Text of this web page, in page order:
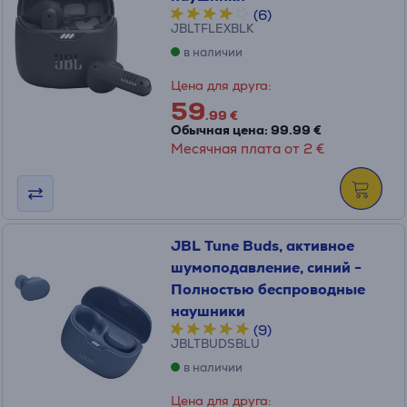
(6)
JBLTFLEXBLK
в наличии
Цена для друга:
59.99 €
Обычная цена: 99.99 €
Месячная плата от 2 €
JBL Tune Buds, активное
шумоподавление, синий -
Полностью беспроводные
наушники
(9)
JBLTBUDSBLU
в наличии
Цена для друга: